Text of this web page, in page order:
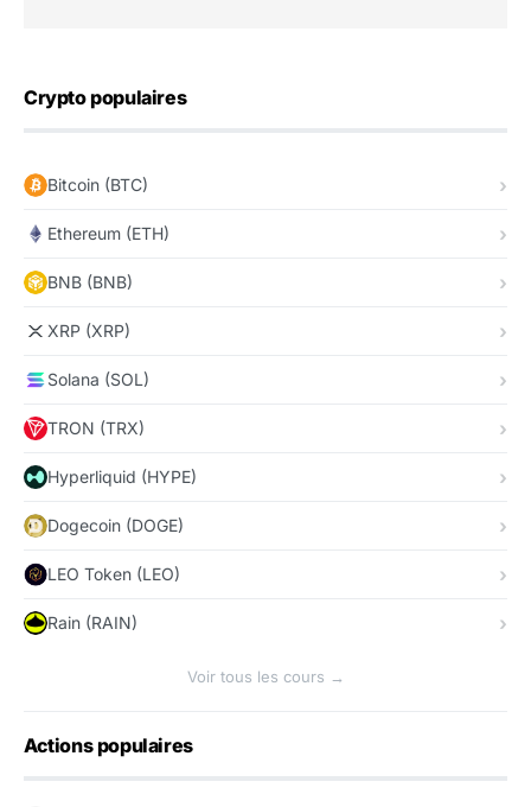
Crypto populaires
Bitcoin (BTC)
Ethereum (ETH)
BNB (BNB)
XRP (XRP)
Solana (SOL)
TRON (TRX)
Hyperliquid (HYPE)
Dogecoin (DOGE)
LEO Token (LEO)
Rain (RAIN)
Voir tous les cours →
Actions populaires